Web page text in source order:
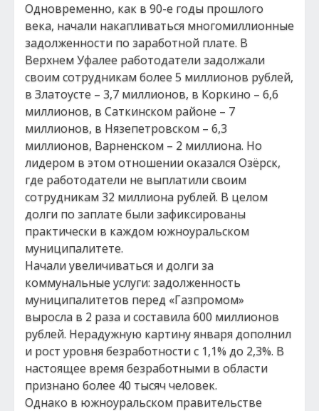
Одновременно, как в 90-е годы прошлого
века, начали накапливаться многомиллионные
задолженности по заработной плате. В
Верхнем Уфалее работодатели задолжали
своим сотрудникам более 5 миллионов рублей,
в Златоусте – 3,7 миллионов, в Коркино – 6,6
миллионов, в Саткинском районе – 7
миллионов, в Нязепетровском – 6,3
миллионов, Варненском – 2 миллиона. Но
лидером в этом отношении оказался Озёрск,
где работодатели не выплатили своим
сотрудникам 32 миллиона рублей. В целом
долги по заплате были зафиксированы
практически в каждом южноуральском
муниципалитете.
Начали увеличиваться и долги за
коммунальные услуги: задолженность
муниципалитетов перед «Газпромом»
выросла в 2 раза и составила 600 миллионов
рублей. Нерадужную картину января дополнил
и рост уровня безработности с 1,1% до 2,3%. В
настоящее время безработными в области
признано более 40 тысяч человек.
Однако в южноуральском правительстве